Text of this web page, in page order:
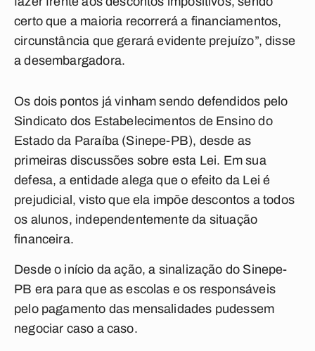
certo que a maioria recorrerá a financiamentos,
circunstância que gerará evidente prejuízo”, disse
a desembargadora.
Os dois pontos já vinham sendo defendidos pelo
Sindicato dos Estabelecimentos de Ensino do
Estado da Paraíba (Sinepe-PB), desde as
primeiras discussões sobre esta Lei. Em sua
defesa, a entidade alega que o efeito da Lei é
prejudicial, visto que ela impõe descontos a todos
os alunos, independentemente da situação
financeira.
Desde o início da ação, a sinalização do Sinepe-
PB era para que as escolas e os responsáveis
pelo pagamento das mensalidades pudessem
negociar caso a caso.